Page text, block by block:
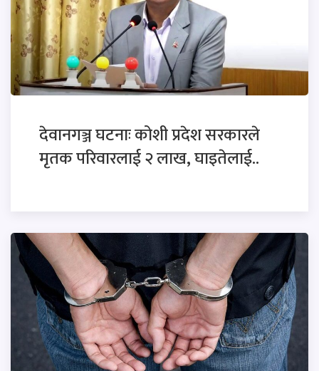
देवानगञ्ज घटनाः कोशी प्रदेश सरकारले
मृतक परिवारलाई २ लाख, घाइतेलाई..